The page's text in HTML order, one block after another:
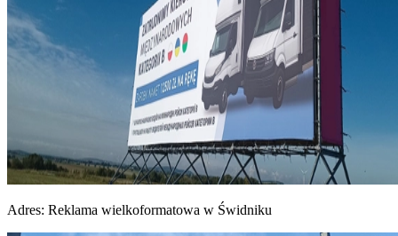
Adres: Reklama wielkoformatowa w Świdniku